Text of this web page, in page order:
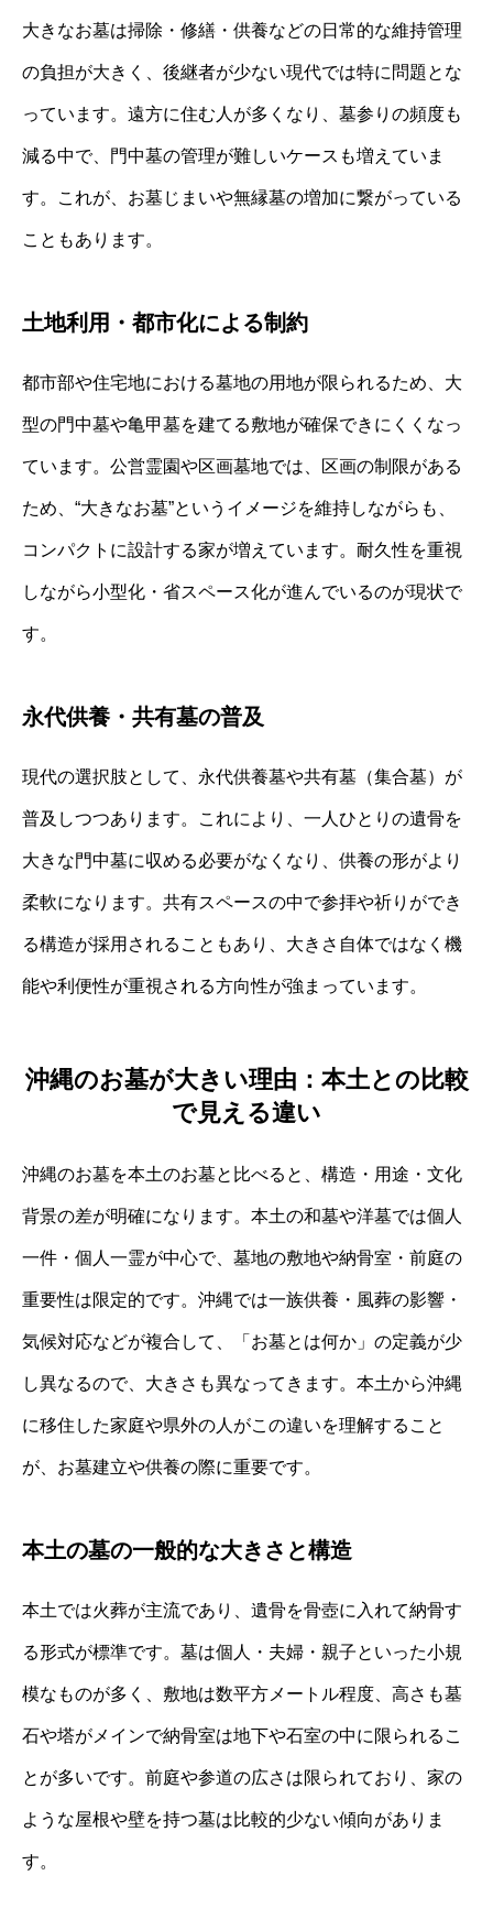
大きなお墓は掃除・修繕・供養などの日常的な維持管理
の負担が大きく、後継者が少ない現代では特に問題とな
っています。遠方に住む人が多くなり、墓参りの頻度も
減る中で、門中墓の管理が難しいケースも増えていま
す。これが、お墓じまいや無縁墓の増加に繋がっている
こともあります。
土地利用・都市化による制約
都市部や住宅地における墓地の用地が限られるため、大
型の門中墓や亀甲墓を建てる敷地が確保できにくくなっ
ています。公営霊園や区画墓地では、区画の制限がある
ため、“大きなお墓”というイメージを維持しながらも、
コンパクトに設計する家が増えています。耐久性を重視
しながら小型化・省スペース化が進んでいるのが現状で
す。
永代供養・共有墓の普及
現代の選択肢として、永代供養墓や共有墓（集合墓）が
普及しつつあります。これにより、一人ひとりの遺骨を
大きな門中墓に収める必要がなくなり、供養の形がより
柔軟になります。共有スペースの中で参拝や祈りができ
る構造が採用されることもあり、大きさ自体ではなく機
能や利便性が重視される方向性が強まっています。
沖縄のお墓が大きい理由：本土との比較
で見える違い
沖縄のお墓を本土のお墓と比べると、構造・用途・文化
背景の差が明確になります。本土の和墓や洋墓では個人
一件・個人一霊が中心で、墓地の敷地や納骨室・前庭の
重要性は限定的です。沖縄では一族供養・風葬の影響・
気候対応などが複合して、「お墓とは何か」の定義が少
し異なるので、大きさも異なってきます。本土から沖縄
に移住した家庭や県外の人がこの違いを理解すること
が、お墓建立や供養の際に重要です。
本土の墓の一般的な大きさと構造
本土では火葬が主流であり、遺骨を骨壺に入れて納骨す
る形式が標準です。墓は個人・夫婦・親子といった小規
模なものが多く、敷地は数平方メートル程度、高さも墓
石や塔がメインで納骨室は地下や石室の中に限られるこ
とが多いです。前庭や参道の広さは限られており、家の
ような屋根や壁を持つ墓は比較的少ない傾向がありま
す。